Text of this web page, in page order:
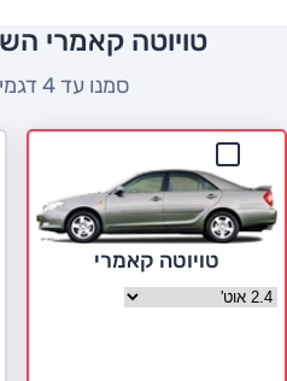
טויוטה קאמרי
סמנו עד 4 דגמים להשוואה
טויוטה קאמרי
בחר גרסה טויוטה קאמרי